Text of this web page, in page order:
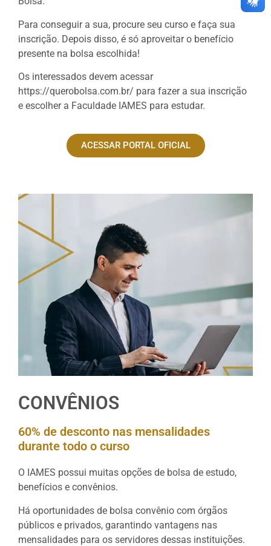
Para conseguir a sua, procure seu curso e faça sua
inscrição. Depois disso, é só aproveitar o benefício
presente na bolsa escolhida!
Os interessados devem acessar
https://querobolsa.com.br/ para fazer a sua inscrição
e escolher a Faculdade IAMES para estudar.
ACESSAR PORTAL OFICIAL
CONVÊNIOS
60% de desconto nas mensalidades
durante todo o curso
O IAMES possui muitas opções de bolsa de estudo,
benefícios e convênios.
Há oportunidades de bolsa convênio com órgãos
públicos e privados, garantindo vantagens nas
mensalidades para os servidores dessas instituições.